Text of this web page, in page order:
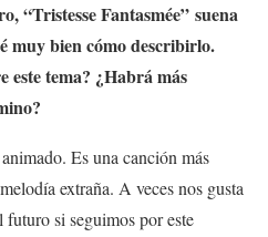
“Tristesse Fantasmée” suena
muy bien cómo describirlo.
este tema? ¿Habrá más
Es una canción más
extraña. A veces nos gusta
futuro si seguimos por este